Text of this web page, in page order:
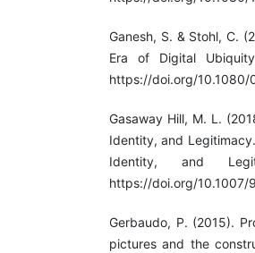
Ganesh, S. & Stohl, C.
Era of Digital
https://doi.org/10.1080/
Gasaway Hill, M. L.
Identity, and
Identity, and
https://doi.org/10.1007/
Gerbaudo, P. (2015).
pictures and the